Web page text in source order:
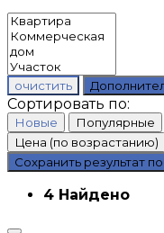
очистить
Сортировать по:
Новые Популярные
Цена (по возрастанию)
Сохранить результат
4 Найдено